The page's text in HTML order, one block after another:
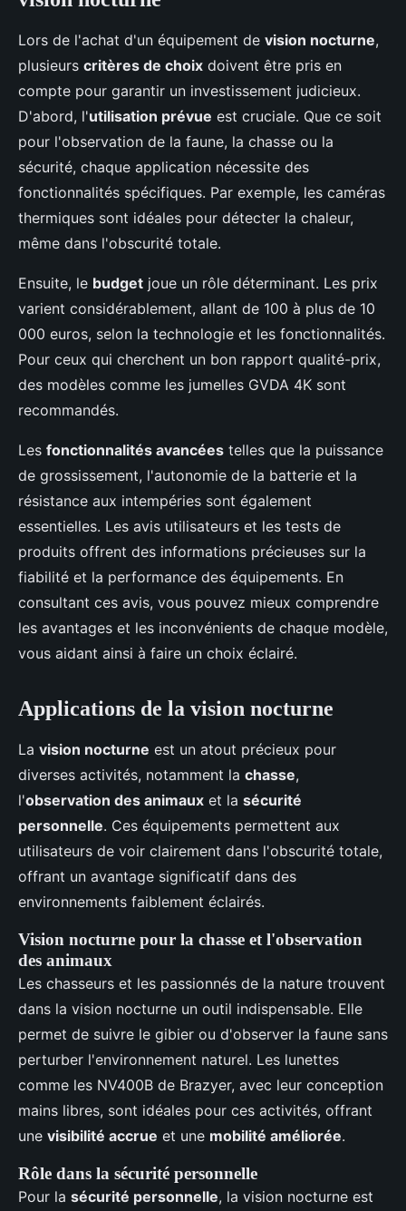
Lors de l'achat d'un équipement de vision nocturne,
plusieurs critères de choix doivent être pris en
compte pour garantir un investissement judicieux.
D'abord, l'utilisation prévue est cruciale. Que ce soit
pour l'observation de la faune, la chasse ou la
sécurité, chaque application nécessite des
fonctionnalités spécifiques. Par exemple, les caméras
thermiques sont idéales pour détecter la chaleur,
même dans l'obscurité totale.
Ensuite, le budget joue un rôle déterminant. Les prix
varient considérablement, allant de 100 à plus de 10
000 euros, selon la technologie et les fonctionnalités.
Pour ceux qui cherchent un bon rapport qualité-prix,
des modèles comme les jumelles GVDA 4K sont
recommandés.
Les fonctionnalités avancées telles que la puissance
de grossissement, l'autonomie de la batterie et la
résistance aux intempéries sont également
essentielles. Les avis utilisateurs et les tests de
produits offrent des informations précieuses sur la
fiabilité et la performance des équipements. En
consultant ces avis, vous pouvez mieux comprendre
les avantages et les inconvénients de chaque modèle,
vous aidant ainsi à faire un choix éclairé.
Applications de la vision nocturne
La vision nocturne est un atout précieux pour
diverses activités, notamment la chasse,
l'observation des animaux et la sécurité
personnelle. Ces équipements permettent aux
utilisateurs de voir clairement dans l'obscurité totale,
offrant un avantage significatif dans des
environnements faiblement éclairés.
Vision nocturne pour la chasse et l'observation
des animaux
Les chasseurs et les passionnés de la nature trouvent
dans la vision nocturne un outil indispensable. Elle
permet de suivre le gibier ou d'observer la faune sans
perturber l'environnement naturel. Les lunettes
comme les NV400B de Brazyer, avec leur conception
mains libres, sont idéales pour ces activités, offrant
une visibilité accrue et une mobilité améliorée.
Rôle dans la sécurité personnelle
Pour la sécurité personnelle, la vision nocturne est